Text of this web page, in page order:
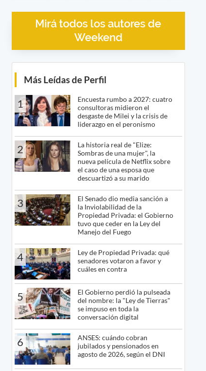
Mirá todos los autores de
Weekend
Más Leídas de Perfil
1
Encuesta rumbo a 2027: cuatro
consultoras midieron el
desgaste de Milei y la crisis de
liderazgo en el peronismo
2
La historia real de "Elize:
Sombras de una mujer", la
nueva película de Netflix sobre
el caso de una esposa que
descuartizó a su marido
3
El Senado dio media sanción a
la Inviolabilidad de la
Propiedad Privada: el Gobierno
tuvo que ceder en la Ley del
Manejo del Fuego
4
Ley de Propiedad Privada: qué
senadores votaron a favor y
cuáles en contra
5
El Gobierno perdió la pulseada
del nombre: la "Ley de Tierras"
se impuso en toda la
conversación digital
6
ANSES: cuándo cobran
jubilados y pensionados en
agosto de 2026, según el DNI